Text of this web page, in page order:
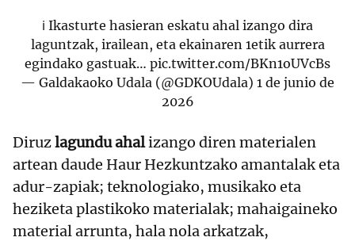
ℹ️ Ikasturte hasieran eskatu ahal izango dira
laguntzak, irailean, eta ekainaren 1etik aurrera
egindako gastuak… pic.twitter.com/BKn1oUVcBs
— Galdakaoko Udala (@GDKOUdala) 1 de junio de
2026
Diruzlagundu ahalizango diren materialen
artean daude Haur Hezkuntzako amantalak eta
adur-zapiak; teknologiako, musikako eta
heziketa plastikoko materialak; mahaigaineko
material arrunta, hala nola arkatzak,